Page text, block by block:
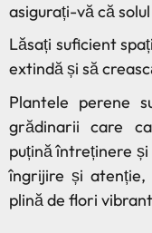
asigurați-vă că
Lăsați suficient
extindă și să
Plantele perene
grădinarii care
puțină întreținere și
îngrijire și atenție,
plină de flori